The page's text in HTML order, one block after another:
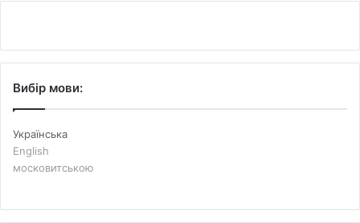
Вибір мови:
Українська
English
московитською